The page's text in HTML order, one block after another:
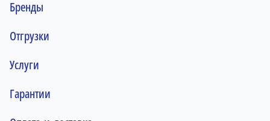
Бренды
Отгрузки
Услуги
Гарантии